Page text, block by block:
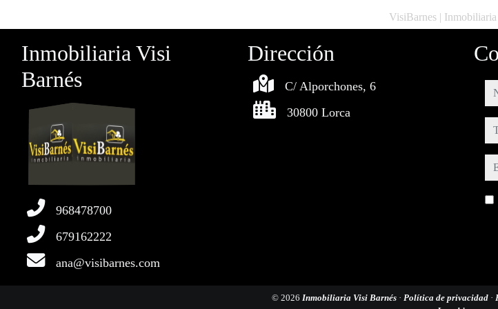
VisiBarnes |
Inmobiliaria Visi
Barnés
968478700
679162222
ana@visibarnes.com
Dirección
C/ Alporchones, 6
30800 Lorca
© 2026 Inmobiliaria Visi Barnés · Política de privacidad ·